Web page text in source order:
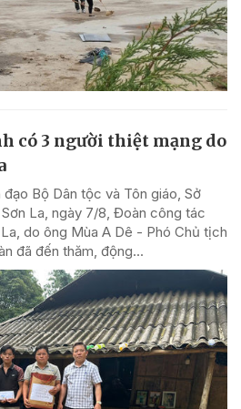
có 3 người thiệt mạng do
Bộ Dân tộc và Tôn giáo, Sở
La, ngày 7/8, Đoàn công tác
do ông Mùa A Dê - Phó Chủ tịch
đã đến thăm, động...